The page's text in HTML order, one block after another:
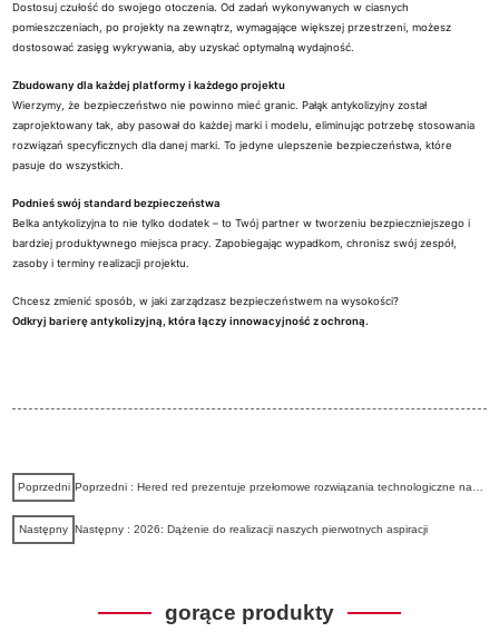
Dostosuj czułość do swojego otoczenia. Od zadań wykonywanych w ciasnych
pomieszczeniach, po projekty na zewnątrz, wymagające większej przestrzeni, możesz
dostosować zasięg wykrywania, aby uzyskać optymalną wydajność.
Zbudowany dla każdej platformy i każdego projektu
Wierzymy, że bezpieczeństwo nie powinno mieć granic. Pałąk antykolizyjny został
zaprojektowany tak, aby pasował do każdej marki i modelu, eliminując potrzebę stosowania
rozwiązań specyficznych dla danej marki. To jedyne ulepszenie bezpieczeństwa, które
pasuje do wszystkich.
Podnieś swój standard bezpieczeństwa
Belka antykolizyjna to nie tylko dodatek – to Twój partner w tworzeniu bezpieczniejszego i
bardziej produktywnego miejsca pracy. Zapobiegając wypadkom, chronisz swój zespół,
zasoby i terminy realizacji projektu.
Chcesz zmienić sposób, w jaki zarządzasz bezpieczeństwem na wysokości?
Odkryj barierę antykolizyjną, która łączy innowacyjność z ochroną.
Poprzedni Poprzedni : Hered red prezentuje przełomowe rozwiązania technologiczne na targach APEX Asia 2025! Debiut pełnej gamy podnośników koszowych zasilanych akumulatorami litowo-jonowymi.
Następny Następny : 2026: Dążenie do realizacji naszych pierwotnych aspiracji
gorące produkty